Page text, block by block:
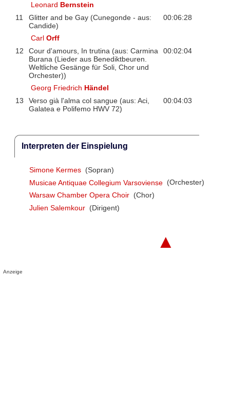
Leonard Bernstein
11
Glitter and be Gay (Cunegonde - aus:
Candide)
00:06:28
CarlOrff
12
Cour d'amours, In trutina (aus: Carmina
Burana (Lieder aus Benediktbeuren.
Weltliche Gesänge für Soli, Chor und
Orchester))
00:02:04
Georg Friedrich Händel
13
Verso già l'alma col sangue (aus: Aci,
Galatea e Polifemo HWV 72)
00:04:03
Interpreten der Einspielung
Simone Kermes (Sopran)
Musicae Antiquae Collegium Varsoviense (Orchester)
Warsaw Chamber Opera Choir (Chor)
Julien Salemkour (Dirigent)
▲
Anzeige